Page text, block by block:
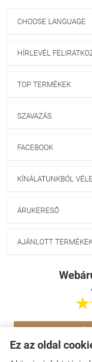
Ez az oldal
CHOOSE LANGUAGE
HÍRLEVÉL
TOP TERMÉKEK
SZAVAZÁS
FACEBOOK
KÍNÁLATUNKBÓL
ÁRUKERESŐ
AJÁNLOTT
